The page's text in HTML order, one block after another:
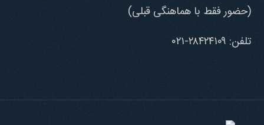
(حضور فقط با هماهنگی قبلی)
تلفن: ۲۸۴۲۴۱۰۹-۰۲۱